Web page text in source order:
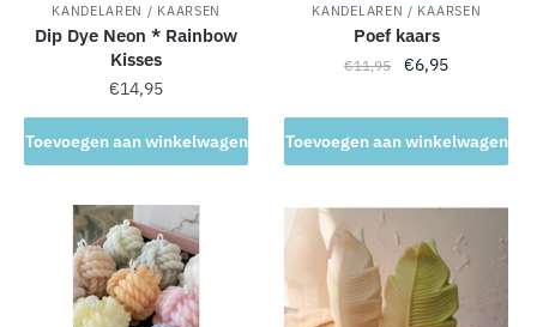
KANDELAREN / KAARSEN
Dip Dye Neon * Rainbow
Kisses
€14,95
Toevoegen aan winkelwagen
KANDELAREN / KAARSEN
Poef kaars
€11,95
Oorspronkelijke
was:
€11,95.
€6,95Huidige
is:
€6,95.
Toevoegen aan winkelwagen